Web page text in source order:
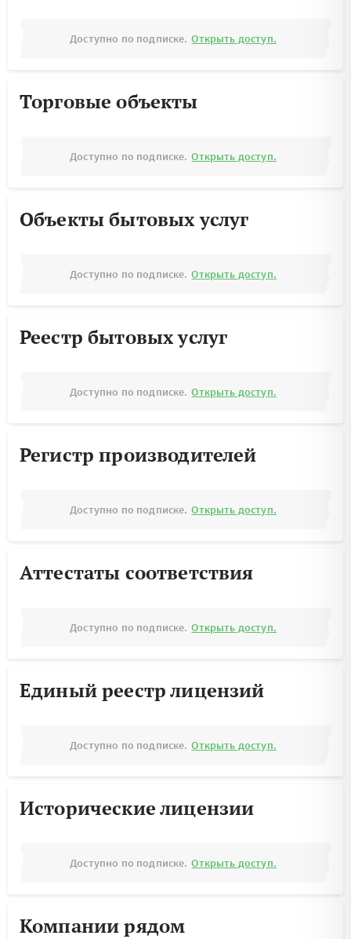
Доступно по подписке. Открыть доступ.
Торговые объекты
Доступно по подписке. Открыть доступ.
Объекты бытовых услуг
Доступно по подписке. Открыть доступ.
Реестр бытовых услуг
Доступно по подписке. Открыть доступ.
Регистр производителей
Доступно по подписке. Открыть доступ.
Аттестаты соответствия
Доступно по подписке. Открыть доступ.
Единый реестр лицензий
Доступно по подписке. Открыть доступ.
Исторические лицензии
Доступно по подписке. Открыть доступ.
Компании рядом